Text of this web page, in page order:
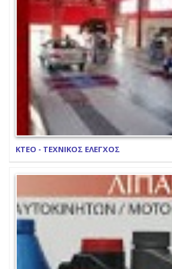
ΚΤΕΟ - ΤΕΧΝΙΚΟΣ ΕΛΕΓΧΟΣ